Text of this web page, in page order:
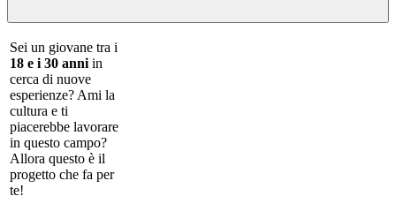
Sei un giovane tra i
18 e i 30 anni in
cerca di nuove
esperienze? Ami la
cultura e ti
piacerebbe lavorare
in questo campo?
Allora questo è il
progetto che fa per
te!